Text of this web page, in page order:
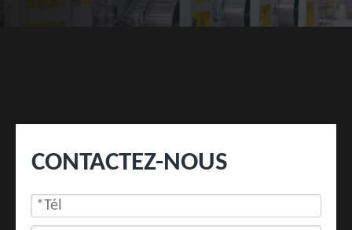
CONTACTEZ-NOUS